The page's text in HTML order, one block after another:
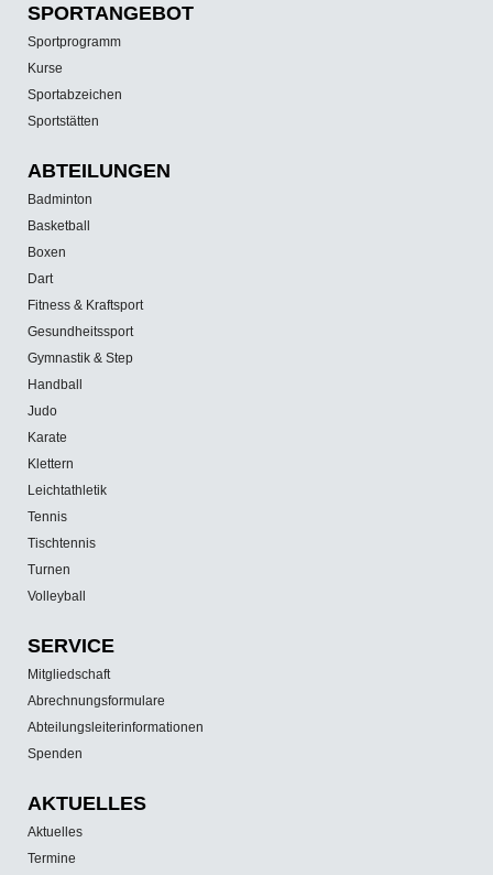
SPORT­ANGEBOT
Sportprogramm
Kurse
Sportabzeichen
Sportstätten
ABTEILUNGEN
Badminton
Basketball
Boxen
Dart
Fitness & Kraftsport
Gesundheitssport
Gymnastik & Step
Handball
Judo
Karate
Klettern
Leichtathletik
Tennis
Tischtennis
Turnen
Volleyball
SERVICE
Mitgliedschaft
Abrechnungsformulare
Abteilungsleiterinformationen
Spenden
AKTUELLES
Aktuelles
Termine